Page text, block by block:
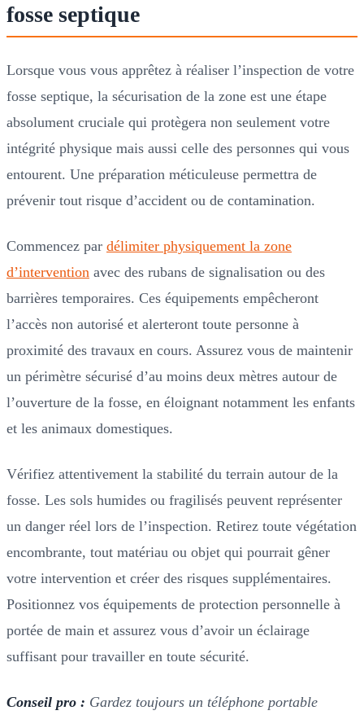
fosse septique
Lorsque vous vous apprêtez à réaliser l’inspection de votre
fosse septique, la sécurisation de la zone est une étape
absolument cruciale qui protègera non seulement votre
intégrité physique mais aussi celle des personnes qui vous
entourent. Une préparation méticuleuse permettra de
prévenir tout risque d’accident ou de contamination.
Commencez par délimiter physiquement la zone
d’intervention avec des rubans de signalisation ou des
barrières temporaires. Ces équipements empêcheront
l’accès non autorisé et alerteront toute personne à
proximité des travaux en cours. Assurez vous de maintenir
un périmètre sécurisé d’au moins deux mètres autour de
l’ouverture de la fosse, en éloignant notamment les enfants
et les animaux domestiques.
Vérifiez attentivement la stabilité du terrain autour de la
fosse. Les sols humides ou fragilisés peuvent représenter
un danger réel lors de l’inspection. Retirez toute végétation
encombrante, tout matériau ou objet qui pourrait gêner
votre intervention et créer des risques supplémentaires.
Positionnez vos équipements de protection personnelle à
portée de main et assurez vous d’avoir un éclairage
suffisant pour travailler en toute sécurité.
Conseil pro : Gardez toujours un téléphone portable